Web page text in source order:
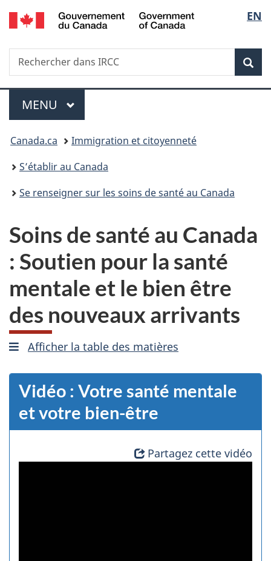
Passer
au
Passer
à
du
Passer
à
simplifiée
de
la
EN
Recherche
Rechercher
dans
Menu
MENU PRINCIPAL
Vous
êtes
ici :
Canada.ca
Immigration et citoyenneté
S’établir au Canada
Se renseigner sur les soins de santé au Canada
Soins de santé au Canada
: Soutien pour la santé
mentale et le bien être
des nouveaux arrivants
Afficher la table des matières
Vidéo : Votre santé mentale
et votre bien-être
Partagez cette vidéo